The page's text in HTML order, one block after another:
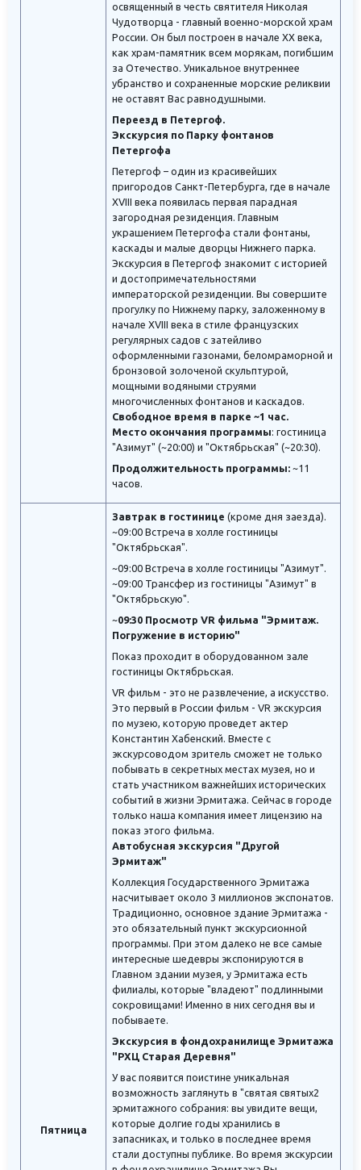
освященный в честь святителя Николая
Чудотворца - главный военно-морской храм
России. Он был построен в начале XX века,
как храм-памятник всем морякам, погибшим
за Отечество. Уникальное внутреннее
убранство и сохраненные морские реликвии
не оставят Вас равнодушными.
Переезд в Петергоф.
Экскурсия по Парку фонтанов
Петергофа
Петергоф – один из красивейших
пригородов Санкт-Петербурга, где в начале
XVIII века появилась первая парадная
загородная резиденция. Главным
украшением Петергофа стали фонтаны,
каскады и малые дворцы Нижнего парка.
Экскурсия в Петергоф знакомит с историей
и достопримечательностями
императорской резиденции. Вы совершите
прогулку по Нижнему парку, заложенному в
начале XVIII века в стиле французских
регулярных садов с затейливо
оформленными газонами, беломраморной и
бронзовой золоченой скульптурой,
мощными водяными струями
многочисленных фонтанов и каскадов.
Свободное время в парке ~1 час.
Место окончания программы: гостиница
"Азимут" (~20:00) и "Октябрьская" (~20:30).
Продолжительность программы: ~11
часов.
Пятница
Завтрак в гостинице (кроме дня заезда).
~09:00 Встреча в холле гостиницы
"Октябрьская".
~09:00 Встреча в холле гостиницы "Азимут".
~09:00 Трансфер из гостиницы "Азимут" в
"Октябрьскую".
~09:30 Просмотр VR фильма "Эрмитаж.
Погружение в историю"
Показ проходит в оборудованном зале
гостиницы Октябрьская.
VR фильм - это не развлечение, а искусство.
Это первый в России фильм - VR экскурсия
по музею, которую проведет актер
Константин Хабенский. Вместе с
экскурсоводом зритель сможет не только
побывать в секретных местах музея, но и
стать участником важнейших исторических
событий в жизни Эрмитажа. Сейчас в городе
только наша компания имеет лицензию на
показ этого фильма.
Автобусная экскурсия "Другой
Эрмитаж"
Коллекция Государственного Эрмитажа
насчитывает около 3 миллионов экспонатов.
Традиционно, основное здание Эрмитажа -
это обязательный пункт экскурсионной
программы. При этом далеко не все самые
интересные шедевры экспонируются в
Главном здании музея, у Эрмитажа есть
филиалы, которые "владеют" подлинными
сокровищами! Именно в них сегодня вы и
побываете.
Экскурсия в фондохранилище Эрмитажа
"РХЦ Старая Деревня"
У вас появится поистине уникальная
возможность заглянуть в "святая святых2
эрмитажного собрания: вы увидите вещи,
которые долгие годы хранились в
запасниках, и только в последнее время
стали доступны публике. Во время экскурсии